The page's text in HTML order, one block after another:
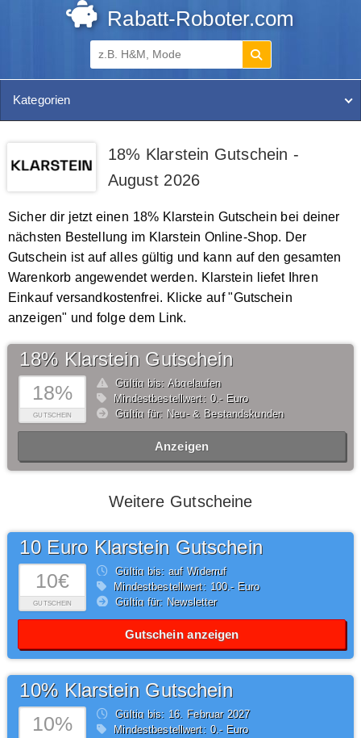
Rabatt-Roboter.com
Kategorien
18% Klarstein Gutschein -
August 2026
Sicher dir jetzt einen 18% Klarstein Gutschein bei deiner
nächsten Bestellung im Klarstein Online-Shop. Der
Gutschein ist auf alles gültig und kann auf den gesamten
Warenkorb angewendet werden. Klarstein liefet Ihren
Einkauf versandkostenfrei. Klicke auf "Gutschein
anzeigen" und folge dem Link.
18%
GUTSCHEIN
18% Klarstein Gutschein
Gültig bis: Abgelaufen
Mindestbestellwert: 0,- Euro
Gültig für: Neu- & Bestandskunden
Anzeigen
Weitere Gutscheine
10€
GUTSCHEIN
10 Euro Klarstein Gutschein
Gültig bis: auf Widerruf
Mindestbestellwert: 100,- Euro
Gültig für: Newsletter
Gutschein anzeigen
10%
10% Klarstein Gutschein
Gültig bis: 16. Februar2027
Mindestbestellwert: 0,- Euro